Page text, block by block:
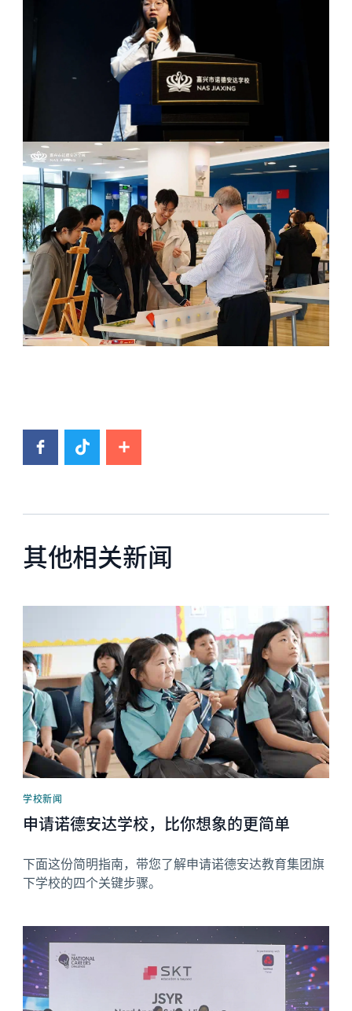
其他相关新闻
学校新闻
申请诺德安达学校，比你想象的更简单
下面这份简明指南，带您了解申请诺德安达教育集团旗
下学校的四个关键步骤。
News image